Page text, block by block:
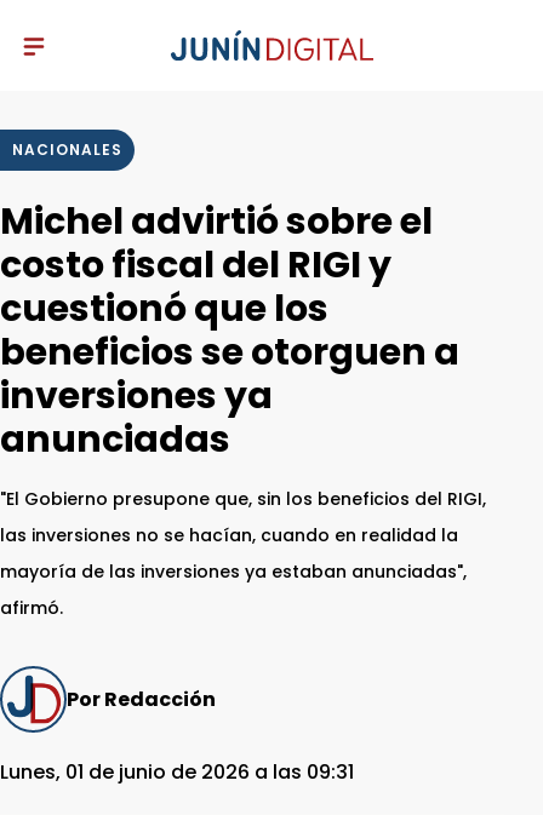
NACIONALES
Michel advirtió sobre el
costo fiscal del RIGI y
cuestionó que los
beneficios se otorguen a
inversiones ya
anunciadas
"El Gobierno presupone que, sin los beneficios del RIGI,
las inversiones no se hacían, cuando en realidad la
mayoría de las inversiones ya estaban anunciadas",
afirmó.
Por Redacción
Lunes, 01 de junio de 2026 a las 09:31